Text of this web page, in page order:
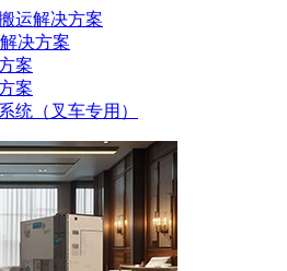
运解决方案
决方案
案
案
统（叉车专用）